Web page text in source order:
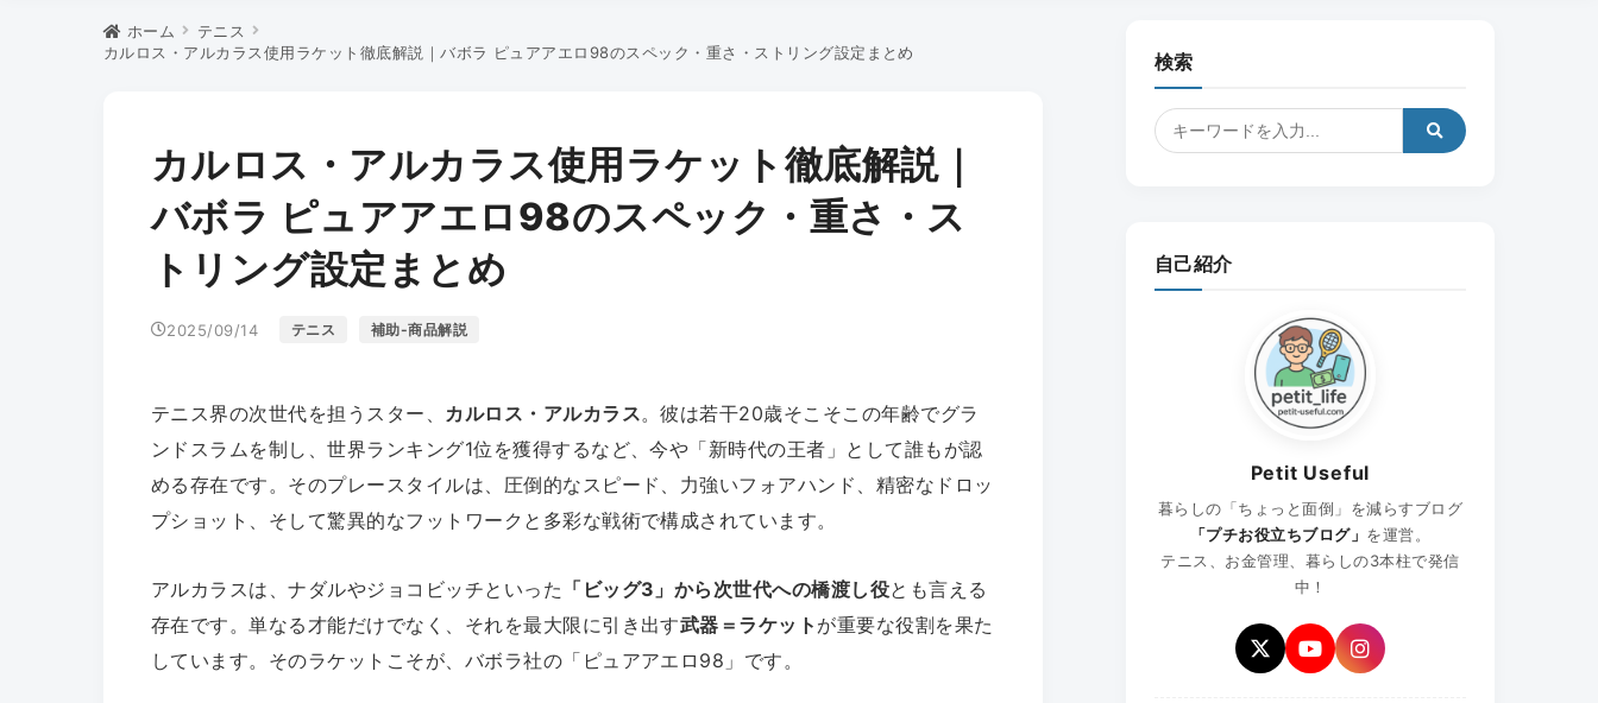
ホーム
テニス
カルロス・アルカラス使用ラケット徹底解説｜バボラ ピュアアエロ98のスペック・重さ・ストリング設定まとめ
カルロス・アルカラス使用ラケット徹底解説｜
バボラ ピュアアエロ98のスペック・重さ・ス
トリング設定まとめ
2025/09/14 テニス 補助-商品解説
テニス界の次世代を担うスター、 カルロス・アルカラス。彼は若干20歳そこそこの年齢でグラ
ンドスラムを制し、世界ランキング1位を獲得するなど、今や「新時代の王者」として誰もが認
める存在です。そのプレースタイルは、圧倒的なスピード、力強いフォアハンド、精密なドロッ
プショット、そして驚異的なフットワークと多彩な戦術で構成されています。
アルカラスは、ナダルやジョコビッチといった 「ビッグ3」から次世代への橋渡し役とも言える
存在です。単なる才能だけでなく、それを最大限に引き出す武器＝ラケット が重要な役割を果た
しています。そのラケットこそが、バボラ社の「ピュアアエロ98」です。
検索
自己紹介
Petit Useful
暮らしの「ちょっと面倒」を減らすブログ
「プチお役立ちブログ」 を運営。
テニス、お金管理、暮らしの3本柱で発信
中！